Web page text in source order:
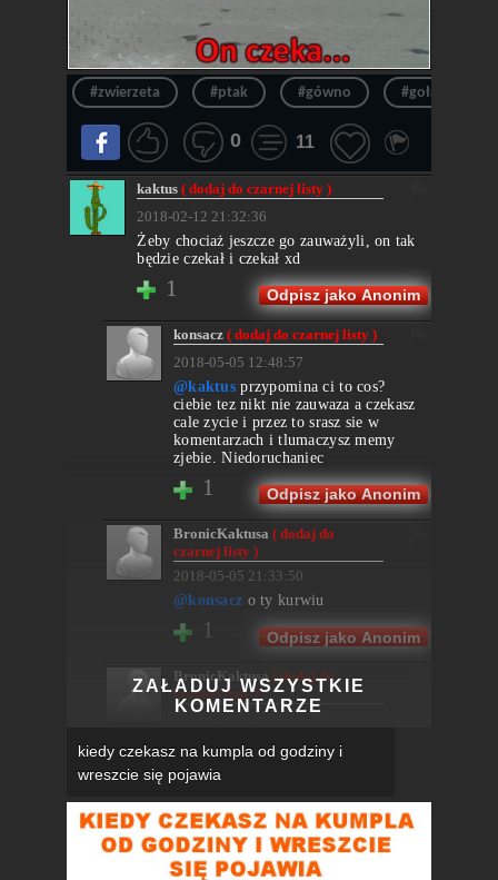
#zwierzeta #ptak #gówno #gołąb
0 11
kaktus( dodaj do czarnej listy )
2018-02-12 21:32:36
Żeby chociaż jeszcze go zauważyli, on tak
będzie czekał i czekał xd
1 Odpisz jako Anonim
konsacz( dodaj do czarnej listy )
2018-05-05 12:48:57
@kaktus przypomina ci to cos?
ciebie tez nikt nie zauwaza a czekasz
cale zycie i przez to srasz sie w
komentarzach i tlumaczysz memy
zjebie. Niedoruchaniec
1 Odpisz jako Anonim
BronicKaktusa( dodaj do
czarnej listy )
2018-05-05 21:33:50
@konsacz o ty kurwiu
1 Odpisz jako Anonim
BronicKaktusa ( dodaj do
czarnej listy )
@konsaczpierdole cie! A nie
przepraszam wujek i pies sasiada byli
pierwsi
1 Odpisz jako Anonim
Anonim
ZAŁADUJ WSZYSTKIE
KOMENTARZE
kiedy czekasz na kumpla od godziny i
wreszcie się pojawia